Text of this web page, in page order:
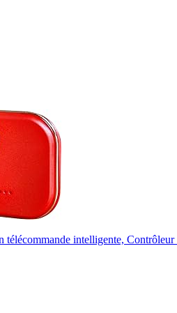
intelligente,